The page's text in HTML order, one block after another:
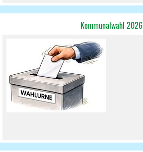
Kommunalwahl 2026